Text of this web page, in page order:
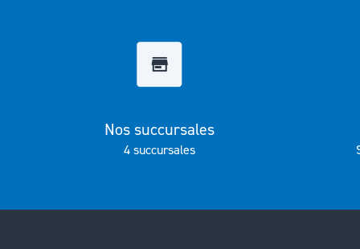
Nos succursales
4 succursales